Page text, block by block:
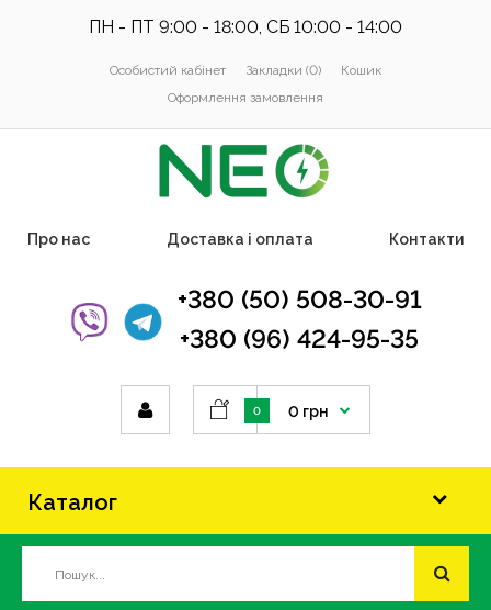
ПН - ПТ 9:00 - 18:00, СБ 10:00 - 14:00
Особистий кабінет Закладки (0)
Кошик
Оформлення замовлення
Про нас Доставка і оплата Контакти
+380 (50) 508-30-91
+380 (96) 424-95-35
0 0 грн
Каталог